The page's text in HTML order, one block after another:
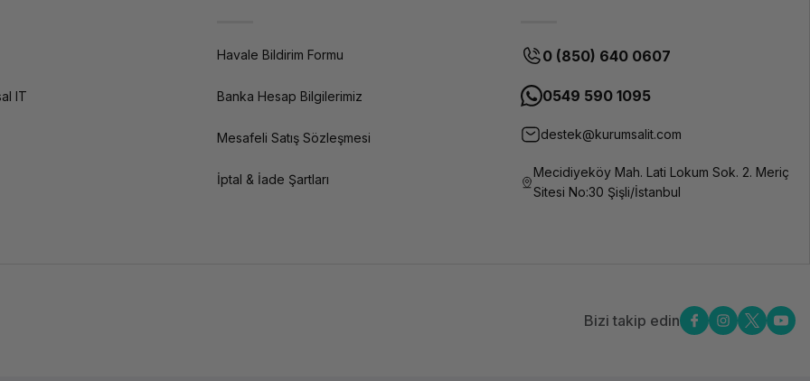
IT
Havale Bildirim Formu
Banka Hesap Bilgilerimiz
Mesafeli Satış Sözleşmesi
İptal & İade Şartları
0 (850) 640 0607
0549 590 1095
destek@kurumsalit.com
Mecidiyeköy Mah. Lati Lokum Sok. 2. Meriç
Sitesi No:30 Şişli/İstanbul
Bizi takip edin